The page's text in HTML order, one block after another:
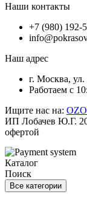
Наши контакты
+7 (980) 192-
Наш адрес
г. Москва,
Работаем с
Ищите нас на:
ИП Лобачев Ю.Г.
офертой
Каталог
Поиск
Все категории